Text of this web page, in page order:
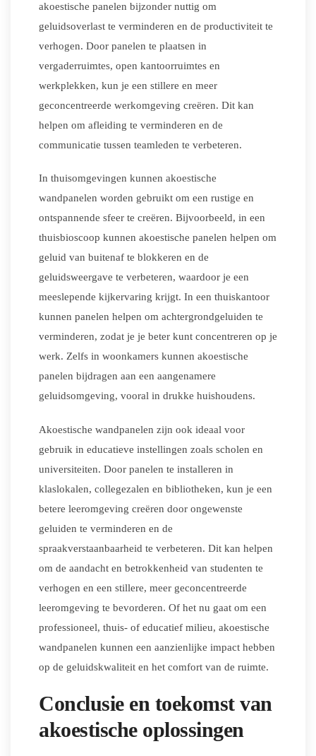
akoestische panelen bijzonder nuttig om
geluidsoverlast te verminderen en de productiviteit te
verhogen. Door panelen te plaatsen in
vergaderruimtes, open kantoorruimtes en
werkplekken, kun je een stillere en meer
geconcentreerde werkomgeving creëren. Dit kan
helpen om afleiding te verminderen en de
communicatie tussen teamleden te verbeteren.
In thuisomgevingen kunnen akoestische
wandpanelen worden gebruikt om een rustige en
ontspannende sfeer te creëren. Bijvoorbeeld, in een
thuisbioscoop kunnen akoestische panelen helpen om
geluid van buitenaf te blokkeren en de
geluidsweergave te verbeteren, waardoor je een
meeslepende kijkervaring krijgt. In een thuiskantoor
kunnen panelen helpen om achtergrondgeluiden te
verminderen, zodat je je beter kunt concentreren op je
werk. Zelfs in woonkamers kunnen akoestische
panelen bijdragen aan een aangenamere
geluidsomgeving, vooral in drukke huishoudens.
Akoestische wandpanelen zijn ook ideaal voor
gebruik in educatieve instellingen zoals scholen en
universiteiten. Door panelen te installeren in
klaslokalen, collegezalen en bibliotheken, kun je een
betere leeromgeving creëren door ongewenste
geluiden te verminderen en de
spraakverstaanbaarheid te verbeteren. Dit kan helpen
om de aandacht en betrokkenheid van studenten te
verhogen en een stillere, meer geconcentreerde
leeromgeving te bevorderen. Of het nu gaat om een
professioneel, thuis- of educatief milieu, akoestische
wandpanelen kunnen een aanzienlijke impact hebben
op de geluidskwaliteit en het comfort van de ruimte.
Conclusie en toekomst van
akoestische oplossingen